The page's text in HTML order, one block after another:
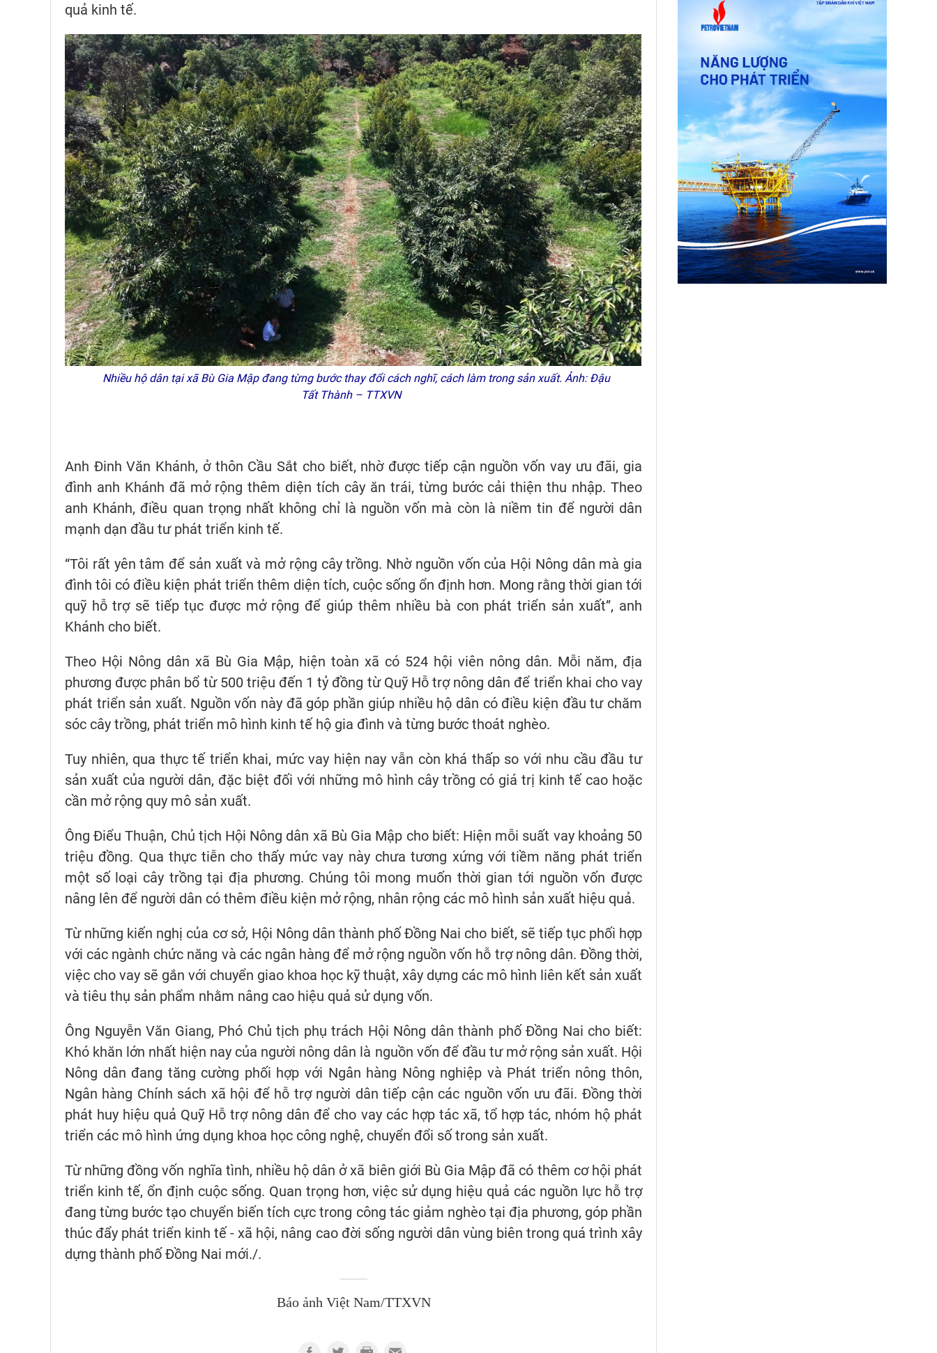
quả kinh tế.
Nhiều hộ dân tại xã Bù Gia Mập đang từng bước thay đổi cách nghĩ, cách làm trong sản xuất. Ảnh: Đậu
Tất Thành – TTXVN
Anh Đinh Văn Khánh, ở thôn Cầu Sắt cho biết, nhờ được tiếp cận nguồn vốn vay ưu đãi, gia
đình anh Khánh đã mở rộng thêm diện tích cây ăn trái, từng bước cải thiện thu nhập. Theo
anh Khánh, điều quan trọng nhất không chỉ là nguồn vốn mà còn là niềm tin để người dân
mạnh dạn đầu tư phát triển kinh tế.
“Tôi rất yên tâm để sản xuất và mở rộng cây trồng. Nhờ nguồn vốn của Hội Nông dân mà gia
đình tôi có điều kiện phát triển thêm diện tích, cuộc sống ổn định hơn. Mong rằng thời gian tới
quỹ hỗ trợ sẽ tiếp tục được mở rộng để giúp thêm nhiều bà con phát triển sản xuất”, anh
Khánh cho biết.
Theo Hội Nông dân xã Bù Gia Mập, hiện toàn xã có 524 hội viên nông dân. Mỗi năm, địa
phương được phân bổ từ 500 triệu đến 1 tỷ đồng từ Quỹ Hỗ trợ nông dân để triển khai cho vay
phát triển sản xuất. Nguồn vốn này đã góp phần giúp nhiều hộ dân có điều kiện đầu tư chăm
sóc cây trồng, phát triển mô hình kinh tế hộ gia đình và từng bước thoát nghèo.
Tuy nhiên, qua thực tế triển khai, mức vay hiện nay vẫn còn khá thấp so với nhu cầu đầu tư
sản xuất của người dân, đặc biệt đối với những mô hình cây trồng có giá trị kinh tế cao hoặc
cần mở rộng quy mô sản xuất.
Ông Điểu Thuận, Chủ tịch Hội Nông dân xã Bù Gia Mập cho biết: Hiện mỗi suất vay khoảng 50
triệu đồng. Qua thực tiễn cho thấy mức vay này chưa tương xứng với tiềm năng phát triển
một số loại cây trồng tại địa phương. Chúng tôi mong muốn thời gian tới nguồn vốn được
nâng lên để người dân có thêm điều kiện mở rộng, nhân rộng các mô hình sản xuất hiệu quả.
Từ những kiến nghị của cơ sở, Hội Nông dân thành phố Đồng Nai cho biết, sẽ tiếp tục phối hợp
với các ngành chức năng và các ngân hàng để mở rộng nguồn vốn hỗ trợ nông dân. Đồng thời,
việc cho vay sẽ gắn với chuyển giao khoa học kỹ thuật, xây dựng các mô hình liên kết sản xuất
và tiêu thụ sản phẩm nhằm nâng cao hiệu quả sử dụng vốn.
Ông Nguyễn Văn Giang, Phó Chủ tịch phụ trách Hội Nông dân thành phố Đồng Nai cho biết:
Khó khăn lớn nhất hiện nay của người nông dân là nguồn vốn để đầu tư mở rộng sản xuất. Hội
Nông dân đang tăng cường phối hợp với Ngân hàng Nông nghiệp và Phát triển nông thôn,
Ngân hàng Chính sách xã hội để hỗ trợ người dân tiếp cận các nguồn vốn ưu đãi. Đồng thời
phát huy hiệu quả Quỹ Hỗ trợ nông dân để cho vay các hợp tác xã, tổ hợp tác, nhóm hộ phát
triển các mô hình ứng dụng khoa học công nghệ, chuyển đổi số trong sản xuất.
Từ những đồng vốn nghĩa tình, nhiều hộ dân ở xã biên giới Bù Gia Mập đã có thêm cơ hội phát
triển kinh tế, ổn định cuộc sống. Quan trọng hơn, việc sử dụng hiệu quả các nguồn lực hỗ trợ
đang từng bước tạo chuyển biến tích cực trong công tác giảm nghèo tại địa phương, góp phần
thúc đẩy phát triển kinh tế - xã hội, nâng cao đời sống người dân vùng biên trong quá trình xây
dựng thành phố Đồng Nai mới./.
Báo ảnh Việt Nam/TTXVN